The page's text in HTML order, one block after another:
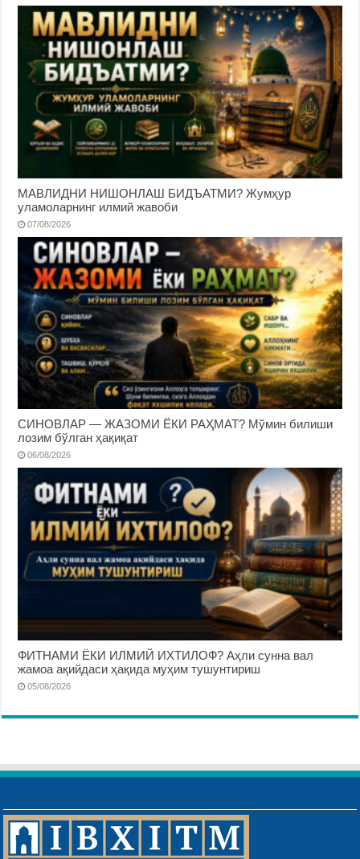
МАВЛИДНИ НИШОНЛАШ БИДЪАТМИ? Жумҳур
уламоларнинг илмий жавоби
07/08/2026
СИНОВЛАР — ЖАЗОМИ ЁКИ РАҲМАТ? Мўмин билиши
лозим бўлган ҳақиқат
06/08/2026
ФИТНАМИ ЁКИ ИЛМИЙ ИХТИЛОФ? Аҳли сунна вал
жамоа ақийдаси ҳақида муҳим тушунтириш
05/08/2026